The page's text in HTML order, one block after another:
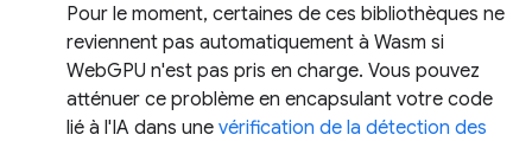
Pour le moment, certaines de ces bibliothèques ne
reviennent pas automatiquement à Wasm si
WebGPU n'est pas pris en charge. Vous pouvez
atténuer ce problème en encapsulant votre code
lié à l'IA dans une vérification de la détection des